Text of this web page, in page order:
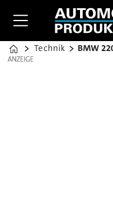
Home
Technik
ANZEIGE
ANZEIGE